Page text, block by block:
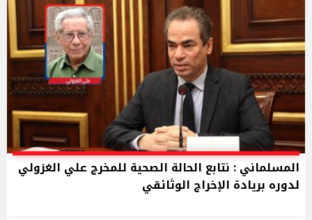
المسلماني : نتابع الحالة الصحية للمخرج علي الغزولي
لدوره بريادة الإخراج الوثائقي